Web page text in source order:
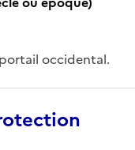
occidental.